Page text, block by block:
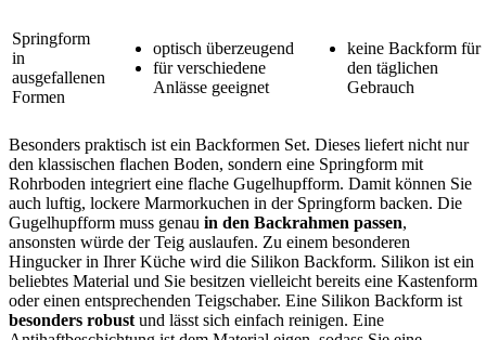
Springform
in
ausgefallenen
Formen
optisch überzeugend
für verschiedene
Anlässe geeignet
keine Backform für
den täglichen
Gebrauch
Besonders praktisch ist ein Backformen Set. Dieses liefert nicht nur
den klassischen flachen Boden, sondern eine Springform mit
Rohrboden integriert eine flache Gugelhupfform. Damit können Sie
auch luftig, lockere Marmorkuchen in der Springform backen. Die
Gugelhupfform muss genau in den Backrahmen passen,
ansonsten würde der Teig auslaufen. Zu einem besonderen
Hingucker in Ihrer Küche wird die Silikon Backform. Silikon ist ein
beliebtes Material und Sie besitzen vielleicht bereits eine Kastenform
oder einen entsprechenden Teigschaber. Eine Silikon Backform ist
besonders robust und lässt sich einfach reinigen. Eine